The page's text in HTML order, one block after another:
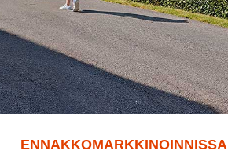
ENNAKKOMARKKINOINNISSA